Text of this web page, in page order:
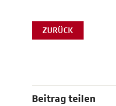
ZURÜCK
Beitrag teilen